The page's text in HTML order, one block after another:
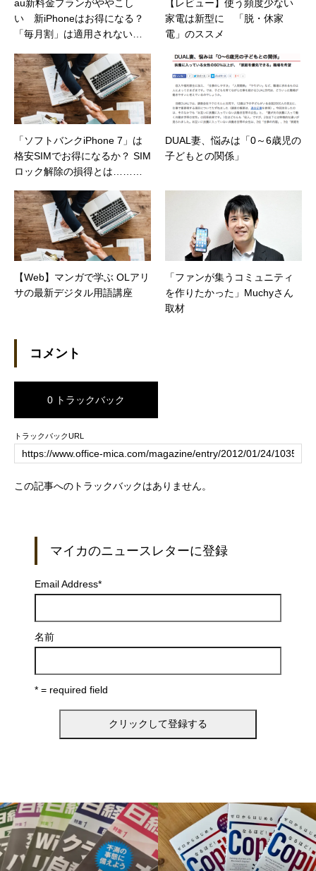
au新料金プランがややこし
い 新iPhoneはお得になる？
「毎月割」は適用されない
【レビュー】使う頻度少ない
家電は新型に 「脱・休家
電」のススメ
「ソフトバンクiPhone 7」は
格安SIMでお得になるか？ SIM
ロック解除の損得とは……
DUAL妻、悩みは「0～6歳児の
子どもとの関係」
【Web】マンガで学ぶ OLアリ
サの最新デジタル用語講座
「ファンが集うコミュニティ
を作りたかった」Muchyさん
取材
コメント
0 トラックバック
トラックバックURL
この記事へのトラックバックはありません。
マイカのニュースレターに登録
Email Address*
名前
* = required field